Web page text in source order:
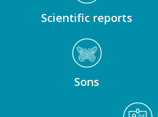
Scientific reports
Sons